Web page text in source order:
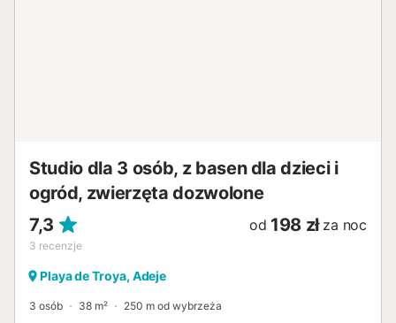
Studio dla 3 osób, z basen dla dzieci i
ogród, zwierzęta dozwolone
7,3
3 recenzje
od 198 zł za noc
Playa de Troya, Adeje
3 osób 38 m² 250 m od wybrzeża